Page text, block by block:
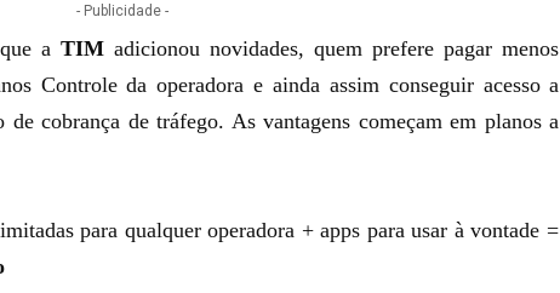
- Publicidade -
que aTIM adicionou novidades, quem prefere pagar menos
Controle da operadora e ainda assim conseguir acesso a
de cobrança de tráfego. As vantagens começam em planos a
para qualquer operadora + apps para usar à vontade =